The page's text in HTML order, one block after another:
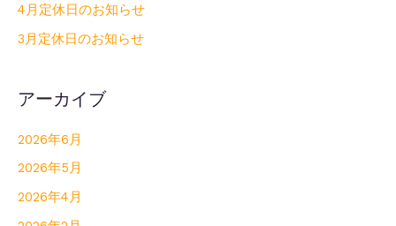
4月定休日のお知らせ
3月定休日のお知らせ
アーカイブ
2026年6月
2026年5月
2026年4月